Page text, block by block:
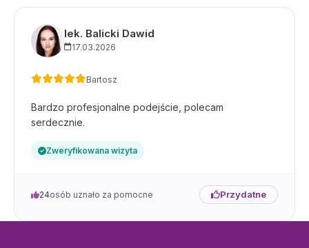
lek. Balicki Dawid
17.03.2026
Bartosz
Bardzo profesjonalne podejście, polecam
serdecznie.
Zweryfikowana wizyta
24osób uznało za pomocne Przydatne